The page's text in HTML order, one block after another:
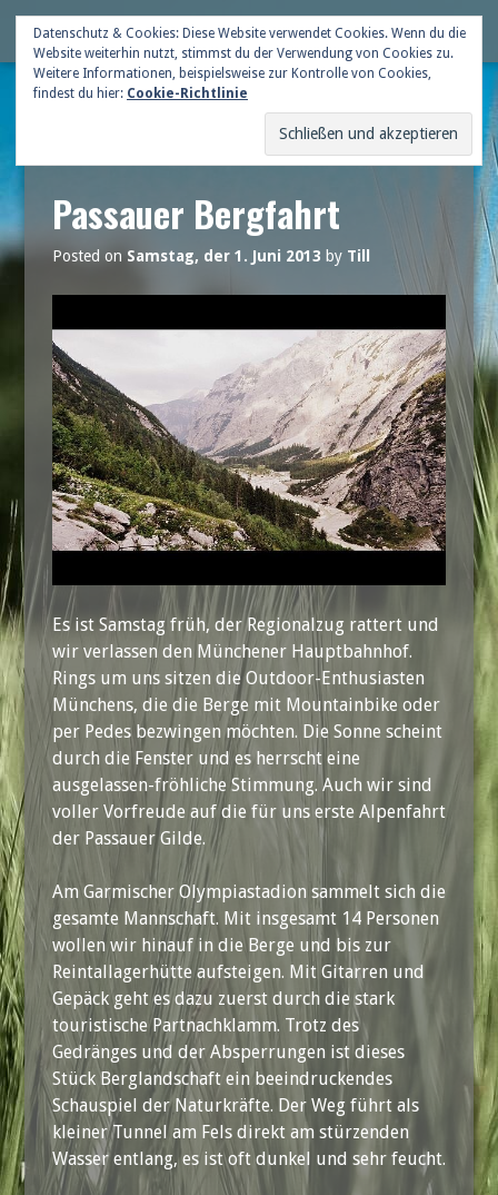
Skip
content
Deutsche Gildenschaft
Passauer Bergfahrt
Posted on Samstag, der 1. Juni 2013 by Till
Es ist Samstag früh, der Regionalzug rattert und
wir verlassen den Münchener Hauptbahnhof.
Rings um uns sitzen die Outdoor-Enthusiasten
Münchens, die die Berge mit Mountainbike oder
per Pedes bezwingen möchten. Die Sonne scheint
durch die Fenster und es herrscht eine
ausgelassen-fröhliche Stimmung. Auch wir sind
voller Vorfreude auf die für uns erste Alpenfahrt
der Passauer Gilde.
Am Garmischer Olympiastadion sammelt sich die
gesamte Mannschaft. Mit insgesamt 14 Personen
wollen wir hinauf in die Berge und bis zur
Reintallagerhütte aufsteigen. Mit Gitarren und
Gepäck geht es dazu zuerst durch die stark
touristische Partnachklamm. Trotz des
Gedränges und der Absperrungen ist dieses
Stück Berglandschaft ein beeindruckendes
Schauspiel der Naturkräfte. Der Weg führt als
kleiner Tunnel am Fels direkt am stürzenden
Wasser entlang, es ist oft dunkel und sehr feucht.
Datenschutz & Cookies: Diese Website verwendet Cookies. Wenn du die
Website weiterhin nutzt, stimmst du der Verwendung von Cookies zu.
Weitere Informationen, beispielsweise zur Kontrolle von Cookies,
findest du hier: Cookie-Richtlinie